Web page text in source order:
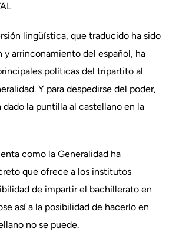
lingüística, que traducido ha sido
y arrinconamiento del español, ha
políticas del tripartito al
Y para despedirse del poder,
la puntilla al castellano en la
como la Generalidad ha
que ofrece a los institutos
de impartir el bachillerato en
así a la posibilidad de hacerlo en
no se puede.